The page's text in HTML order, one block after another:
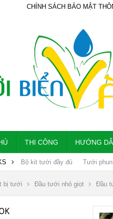
CHÍNH SÁCH BẢO MẬT
THI CÔNG HƯỚNG
Bộ kit tưới đầy đủ Tưới phun
bị tưới Đầu tưới nhỏ giọt Đầu